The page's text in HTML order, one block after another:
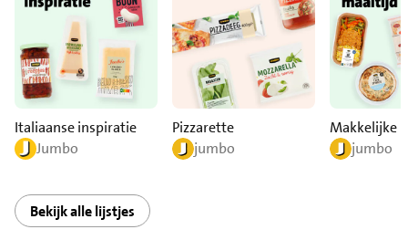
Italiaanse inspiratie
Jumbo
Pizzarette
jumbo
Makkelijke
jumbo
Bekijk alle lijstjes